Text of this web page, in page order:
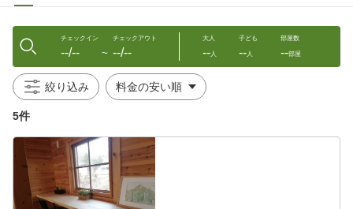
チェックイン
--/-- 〜
チェックアウト
--/--
大人
--人
子ども
--人
部屋数
--部屋
絞り込み
5件